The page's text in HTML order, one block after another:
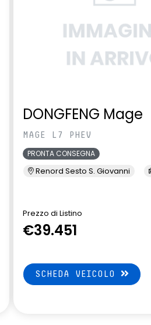
DONGFENG Mage
MAGE L7 PHEV
PRONTA CONSEGNA
Renord Sesto S. Giovanni
Prezzo di Listino
€39.451
SCHEDA VEICOLO